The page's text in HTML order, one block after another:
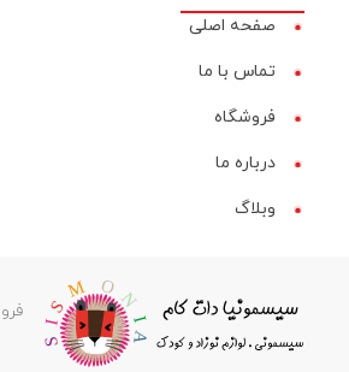
صفحه اصلی
تماس با ما
فروشگاه
درباره ما
وبلاگ